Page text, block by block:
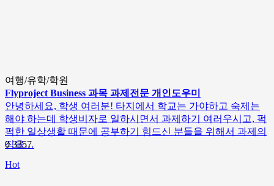
여행/유학/학원
Flyproject Business 과목 과제전문 개인도우미
안녕하세요, 학생 여러분! 타지에서 학교는 가야하고 숙제는
해야 하는데 학생비자로 일하시면서 과제하기 여러우시고, 퍽
퍽한 일상생활 때문에 공부하기 힘드신 분들을 위해서 과제의
짐을…
03357
Hot